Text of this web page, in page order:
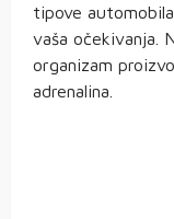
tipove
vaša očekivanja.
organizam
adrenalina.